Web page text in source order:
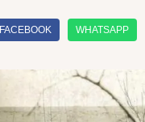
FACEBOOK WHATSAPP